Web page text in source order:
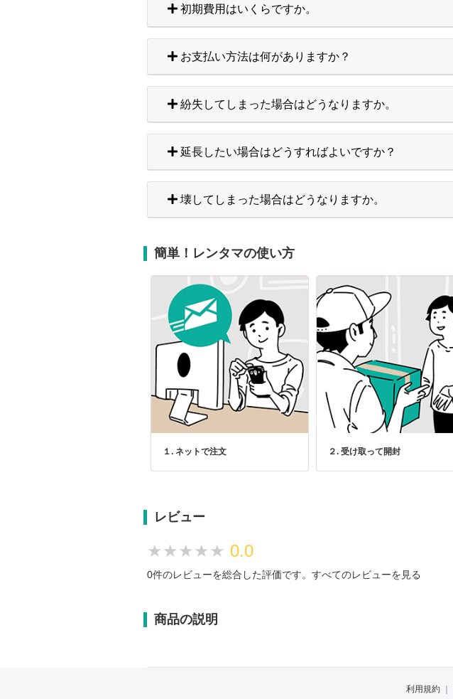
初期費用はいくらですか。
お支払い方法は何がありますか？
紛失してしまった場合はどうなりますか。
延長したい場合はどうすればよいですか？
壊してしまった場合はどうなりますか。
簡単！レンタマの使い方
１. ネットで注文 ２. 受け取って開封
レビュー
★★★★★
★★★★★ 0.0
0件のレビューを総合した評価です。 すべてのレビューを見る
商品の説明
利用規約